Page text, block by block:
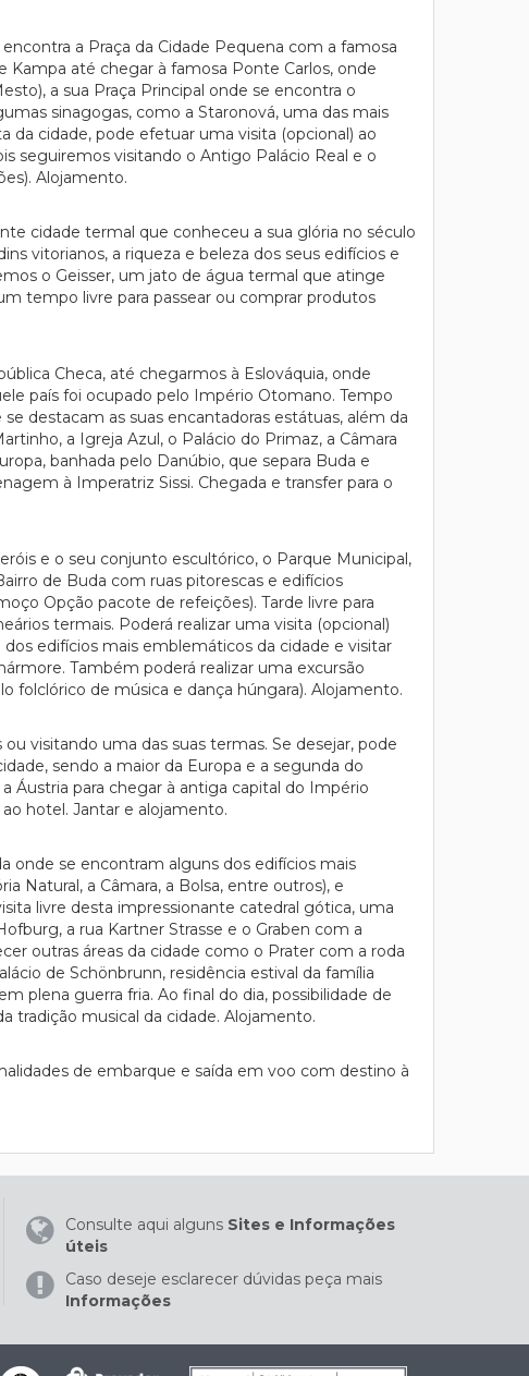
a Praça da Cidade Pequena com a famosa
Kampa até chegar à famosa Ponte Carlos, onde
a sua Praça Principal onde se encontra o
sinagogas, como a Staronová, uma das mais
da cidade, pode efetuar uma visita (opcional) ao
seguiremos visitando o Antigo Palácio Real e o
Alojamento.
cidade termal que conheceu a sua glória no século
vitorianos, a riqueza e beleza dos seus edifícios e
o Geisser, um jato de água termal que atinge
tempo livre para passear ou comprar produtos
Checa, até chegarmos à Eslováquia, onde
país foi ocupado pelo Império Otomano. Tempo
destacam as suas encantadoras estátuas, além da
a Igreja Azul, o Palácio do Primaz, a Câmara
banhada pelo Danúbio, que separa Buda e
à Imperatriz Sissi. Chegada e transfer para o
e o seu conjunto escultórico, o Parque Municipal,
de Buda com ruas pitorescas e edifícios
Opção pacote de refeições). Tarde livre para
termais. Poderá realizar uma visita (opcional)
edifícios mais emblemáticos da cidade e visitar
Também poderá realizar uma excursão
folclórico de música e dança húngara). Alojamento.
visitando uma das suas termas. Se desejar, pode
sendo a maior da Europa e a segunda do
Áustria para chegar à antiga capital do Império
hotel. Jantar e alojamento.
onde se encontram alguns dos edifícios mais
Natural, a Câmara, a Bolsa, entre outros), e
livre desta impressionante catedral gótica, uma
a rua Kartner Strasse e o Graben com a
outras áreas da cidade como o Prater com a roda
de Schönbrunn, residência estival da família
plena guerra fria. Ao final do dia, possibilidade de
tradição musical da cidade. Alojamento.
de embarque e saída em voo com destino à
Consulte aqui alguns Sites e Informações
úteis
Caso deseje esclarecer dúvidas peça mais
Informações